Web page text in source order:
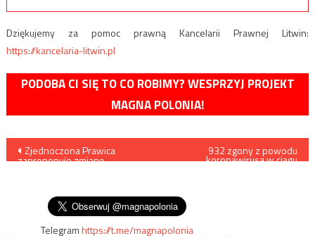
Dziękujemy za pomoc prawną Kancelarii Prawnej Litwin:
https://kancelaria-litwin.pl
PODOBA CI SIĘ TO CO ROBIMY? WESPRZYJ PROJEKT
MAGNA POLONIA!
Nawigacja
Zjednoczona Prawica
zaproponuje zmianę
932 zgony z powodu
koronawirusa w ciągu
Telegramhttps://t.me/magnapolonia